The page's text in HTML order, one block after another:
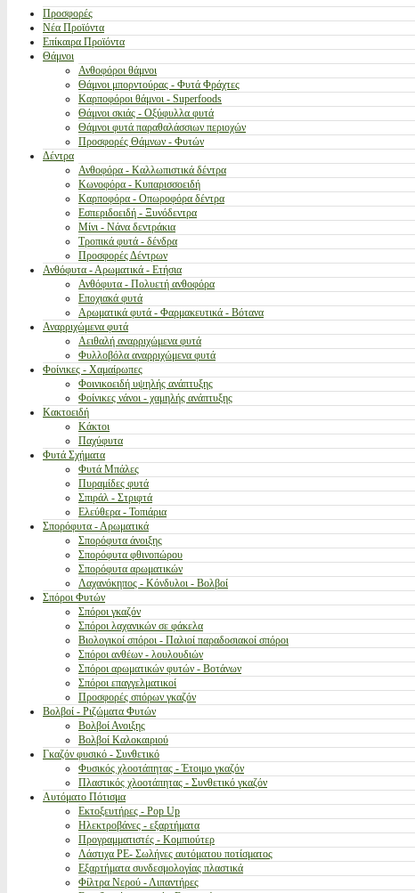
Προσφορές
Νέα Προϊόντα
Επίκαιρα Προϊόντα
Θάμνοι
Ανθοφόροι θάμνοι
Θάμνοι μπορντούρας - Φυτά Φράχτες
Καρποφόροι θάμνοι - Superfoods
Θάμνοι σκιάς - Οξύφυλλα φυτά
Θάμνοι φυτά παραθαλάσσιων περιοχών
Προσφορές Θάμνων - Φυτών
Δέντρα
Ανθοφόρα - Καλλωπιστικά δέντρα
Κωνοφόρα - Κυπαρισσοειδή
Καρποφόρα - Οπωροφόρα δέντρα
Εσπεριδοειδή - Ξυνόδεντρα
Μίνι - Νάνα δεντράκια
Τροπικά φυτά - δένδρα
Προσφορές Δέντρων
Ανθόφυτα - Αρωματικά - Ετήσια
Ανθόφυτα - Πολυετή ανθοφόρα
Εποχιακά φυτά
Αρωματικά φυτά - Φαρμακευτικά - Βότανα
Αναρριχώμενα φυτά
Αειθαλή αναρριχώμενα φυτά
Φυλλοβόλα αναρριχώμενα φυτά
Φοίνικες - Χαμαίρωπες
Φοινικοειδή υψηλής ανάπτυξης
Φοίνικες νάνοι - χαμηλής ανάπτυξης
Κακτοειδή
Κάκτοι
Παχύφυτα
Φυτά Σχήματα
Φυτά Μπάλες
Πυραμίδες φυτά
Σπιράλ - Στριφτά
Ελεύθερα - Τοπιάρια
Σπορόφυτα - Αρωματικά
Σπορόφυτα άνοιξης
Σπορόφυτα φθινοπώρου
Σπορόφυτα αρωματικών
Λαχανόκηπος - Κόνδυλοι - Βολβοί
Σπόροι Φυτών
Σπόροι γκαζόν
Σπόροι λαχανικών σε φάκελα
Βιολογικοί σπόροι - Παλιοί παραδοσιακοί σπόροι
Σπόροι ανθέων - λουλουδιών
Σπόροι αρωματικών φυτών - Βοτάνων
Σπόροι επαγγελματικοί
Προσφορές σπόρων γκαζόν
Βολβοί - Ριζώματα Φυτών
Βολβοί Ανοιξης
Βολβοί Καλοκαιριού
Γκαζόν φυσικό - Συνθετικό
Φυσικός χλοοτάπητας - Έτοιμο γκαζόν
Πλαστικός χλοοτάπητας - Συνθετικό γκαζόν
Αυτόματο Πότισμα
Εκτοξευτήρες - Pop Up
Ηλεκτροβάνες - εξαρτήματα
Προγραμματιστές - Κομπιούτερ
Λάστιχα PE- Σωλήνες αυτόματου ποτίσματος
Εξαρτήματα συνδεσμολογίας πλαστικά
Φίλτρα Νερού - Λιπαντήρες